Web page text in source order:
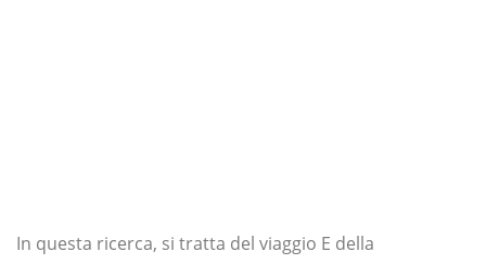
In questa ricerca, si tratta del viaggio E della